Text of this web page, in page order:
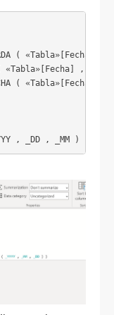
( «Tabla»[Fecha]
«Tabla»[Fecha] ,
( «Tabla»[Fecha]
, _DD , _MM ) ,